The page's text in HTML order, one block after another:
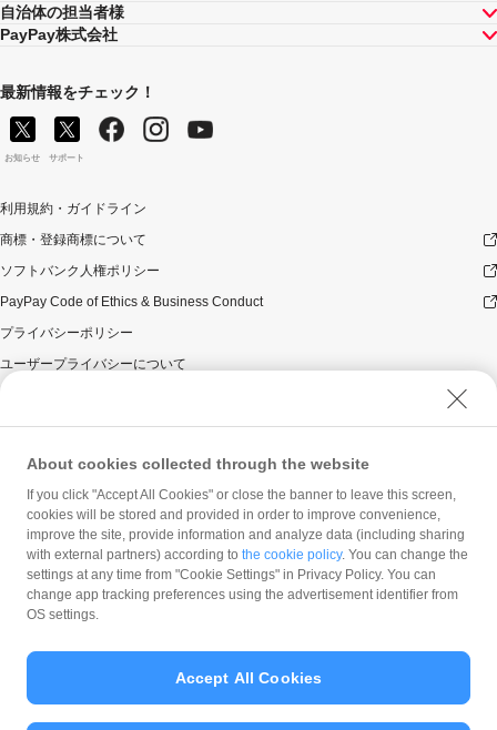
自治体の担当者様
PayPay株式会社
最新情報をチェック！
お知らせ サポート
利用規約・ガイドライン
商標・登録商標について
ソフトバンク人権ポリシー
PayPay Code of Ethics & Business Conduct
プライバシーポリシー
ユーザープライバシーについて
ウェブサイト利用規約
反社会的勢力に対する方針
勧誘方針
マネロン等基本方針
カスタマーハラスメントに関する当社の考え方
© PayPay Corporation
About cookies collected through the website
If you click "Accept All Cookies" or close the banner to leave this screen,
cookies will be stored and provided in order to improve convenience,
improve the site, provide information and analyze data (including sharing
with external partners) according to the cookie policy. You can change the
settings at any time from "Cookie Settings" in Privacy Policy. You can
change app tracking preferences using the advertisement identifier from
OS settings.
Accept All Cookies